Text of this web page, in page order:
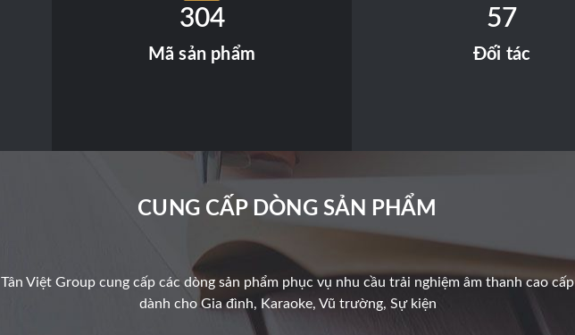
Mã sản phẩm
304
Đối tác
57
CUNG CẤP DÒNG SẢN PHẨM
Tân Việt Group cung cấp các dòng sản phẩm phục vụ nhu cầu trải nghiệm âm thanh cao cấp
dành cho Gia đình, Karaoke, Vũ trường, Sự kiện